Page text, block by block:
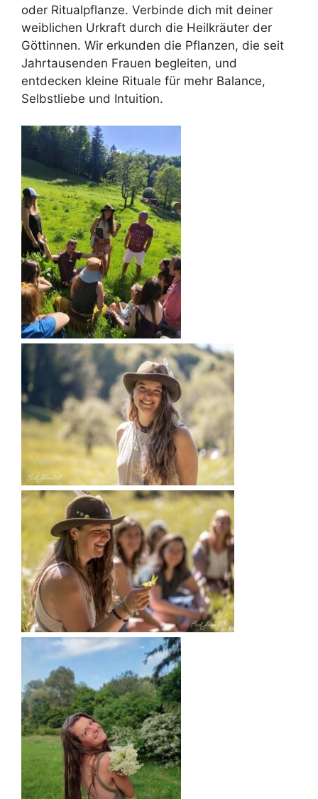
oder Ritualpflanze. Verbinde dich mit deiner
weiblichen Urkraft durch die Heilkräuter der
Göttinnen. Wir erkunden die Pflanzen, die seit
Jahrtausenden Frauen begleiten, und
entdecken kleine Rituale für mehr Balance,
Selbstliebe und Intuition.